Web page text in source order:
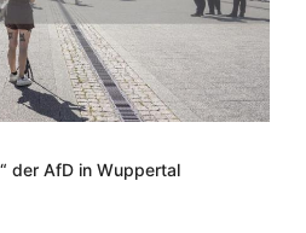
der AfD in Wuppertal